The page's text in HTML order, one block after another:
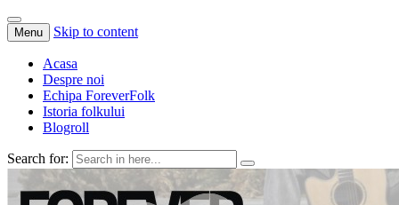
Menu Skip to content
Acasa
Despre noi
Echipa ForeverFolk
Istoria folkului
Blogroll
Search for:
ForeverFolk
Muzica sufletului tau